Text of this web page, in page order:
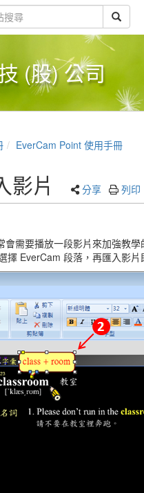
(股) 公司
EverCam Point 使用手冊
影片 分享 列印
需要播放一段影片來加強教
擇 EverCam 段落，再匯入影片